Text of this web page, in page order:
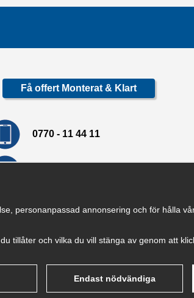
Få offert Monterat & Klart
0770 - 11 44 11
personanpassad annonsering och för hålla
tillåter och vilka du vill stänga av genom att
Endast nödvändiga